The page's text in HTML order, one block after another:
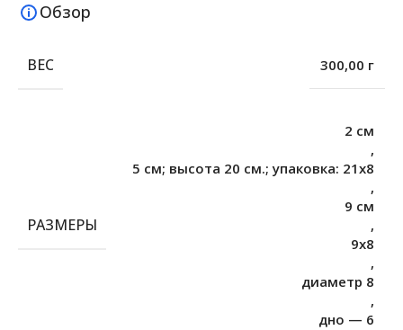
Обзор
ВЕС 300,00 г
РАЗМЕРЫ
2 см
,
5 см; высота 20 см.; упаковка: 21х8
,
9 см
,
9х8
,
диаметр 8
,
дно — 6